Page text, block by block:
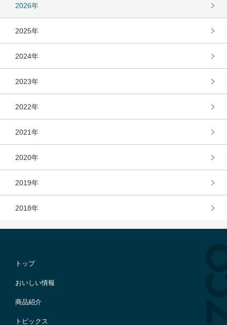
2026年
2025年
2024年
2023年
2022年
2021年
2020年
2019年
2018年
トップ
おいしい情報
商品紹介
トピックス